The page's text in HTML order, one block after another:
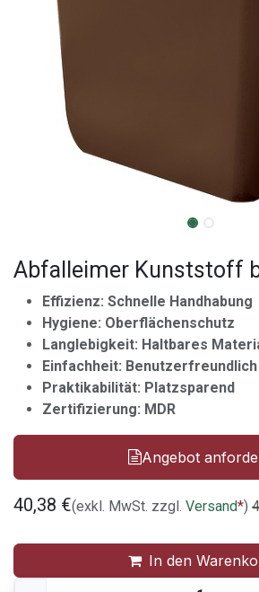
Abfalleimer Kunststoff
Effizienz: Schnelle Handhabung
Hygiene: Oberflächenschutz
Langlebigkeit: Haltbares
Einfachheit: Benutzerfreundlich
Praktikabilität: Platzsparend
Zertifizierung: MDR
Angebot
40,38 €(exkl. MwSt. zzgl. Versand*)
In den